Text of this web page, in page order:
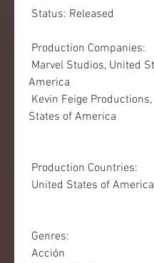
Status: Released
Production Companies:
America
States of America
Production Countries:
United States of America
Genres:
Acción